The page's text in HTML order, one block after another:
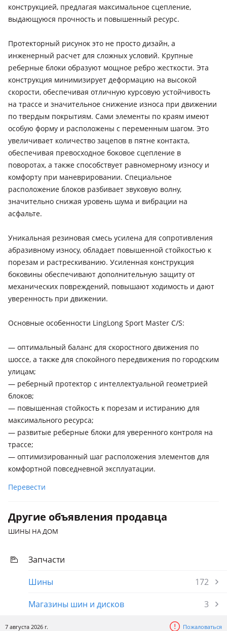
конструкцией, предлагая максимальное сцепление,
выдающуюся прочность и повышенный ресурс.
Протекторный рисунок это не просто дизайн, а
инженерный расчет для сложных условий. Крупные
реберные блоки образуют мощное ребро жесткости. Эта
конструкция минимизирует деформацию на высокой
скорости, обеспечивая отличную курсовую устойчивость
на трассе и значительное снижение износа при движении
по твердым покрытиям. Сами элементы по краям имеют
особую форму и расположены с переменным шагом. Это
увеличивает количество зацепов в пятне контакта,
обеспечивая превосходное боковое сцепление в
поворотах, а также способствует равномерному износу и
комфорту при маневрировании. Специальное
расположение блоков разбивает звуковую волну,
значительно снижая уровень шума и вибрации на
асфальте.
Уникальная резиновая смесь усилена для сопротивления
абразивному износу, обладает повышенной стойкостью к
порезам и растрескиванию. Усиленная конструкция
боковины обеспечивают дополнительную защиту от
механических повреждений, повышают ходимость и дают
уверенность при движении.
Основные особенности LingLong Sport Master C/S:
— оптимальный баланс для скоростного движения по
шоссе, а также для спокойного передвижения по городским
улицам;
— реберный протектор с интеллектуальной геометрией
блоков;
— повышенная стойкость к порезам и истиранию для
максимального ресурса;
— развитые реберные блоки для уверенного контроля на
трассе;
— оптимизированный шаг расположения элементов для
комфортной повседневной эксплуатации.
Перевести
Другие объявления продавца
ШИНЫ НА ДОМ
Запчасти
Шины
172
Магазины шин и дисков
3
7 августа 2026 г. Пожаловаться